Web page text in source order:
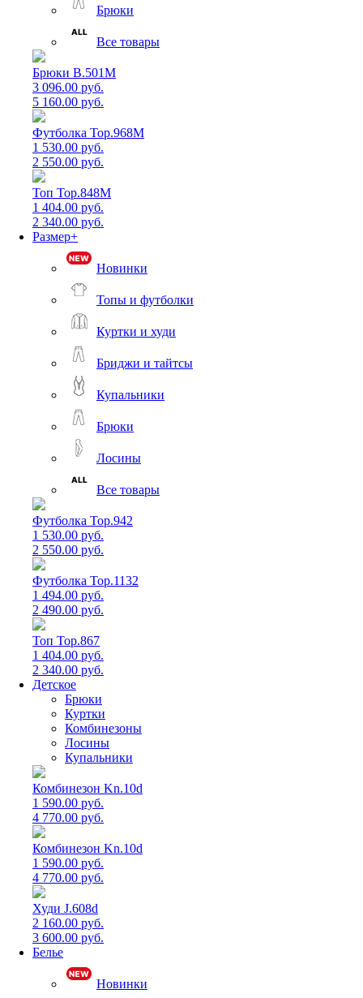
Брюки
Все товары
Брюки B.501M
3 096.00 руб.
5 160.00 руб.
Футболка Top.968M
1 530.00 руб.
2 550.00 руб.
Топ Top.848M
1 404.00 руб.
2 340.00 руб.
Размер+
Новинки
Топы и футболки
Куртки и худи
Бриджи и тайтсы
Купальники
Брюки
Лосины
Все товары
Футболка Top.942
1 530.00 руб.
2 550.00 руб.
Футболка Top.1132
1 494.00 руб.
2 490.00 руб.
Топ Top.867
1 404.00 руб.
2 340.00 руб.
Детское
Брюки
Куртки
Комбинезоны
Лосины
Купальники
Комбинезон Kn.10d
1 590.00 руб.
4 770.00 руб.
Комбинезон Kn.10d
1 590.00 руб.
4 770.00 руб.
Худи J.608d
2 160.00 руб.
3 600.00 руб.
Белье
Новинки